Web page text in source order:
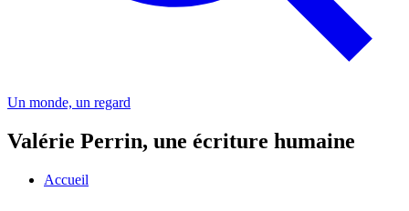
Un monde, un regard
Valérie Perrin, une écriture humaine
Accueil